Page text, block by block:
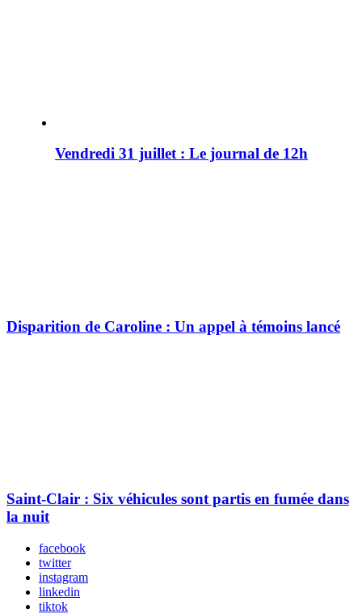
Vendredi 31 juillet : Le journal de 12h
Disparition de Caroline : Un appel à témoins lancé
Saint-Clair : Six véhicules sont partis en fumée dans
la nuit
facebook
twitter
instagram
linkedin
tiktok